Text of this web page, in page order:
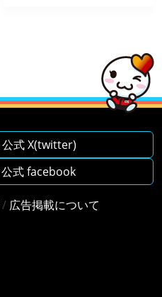
式 X(twitter)
式 facebook
/ 広告掲載について